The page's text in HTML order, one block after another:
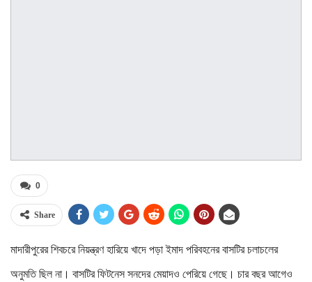
0
Share
মাদারীপুরের শিবচরে নিয়ন্ত্রণ হারিয়ে খাদে পড়া ইমাদ পরিবহনের বাসটির চলাচলের
অনুমতি ছিল না। বাসটির ফিটনেস সনদের মেয়াদও পেরিয়ে গেছে। চার বছর আগেও